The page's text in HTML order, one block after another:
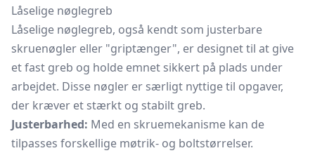
Låselige nøglegreb
Låselige nøglegreb, også kendt som justerbare
skruenøgler eller "griptænger", er designet til at give
et fast greb og holde emnet sikkert på plads under
arbejdet. Disse nøgler er særligt nyttige til opgaver,
der kræver et stærkt og stabilt greb.
Justerbarhed: Med en skruemekanisme kan de
tilpasses forskellige møtrik- og boltstørrelser.